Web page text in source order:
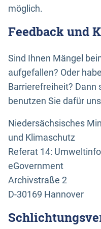
möglich.
Feedback und
Sind Ihnen Mängel
aufgefallen? Oder
Barrierefreiheit? Dann
benutzen Sie dafür
Niedersächsisches
und Klimaschutz
Referat 14:
eGovernment
Archivstraße 2
D-30169 Hannover